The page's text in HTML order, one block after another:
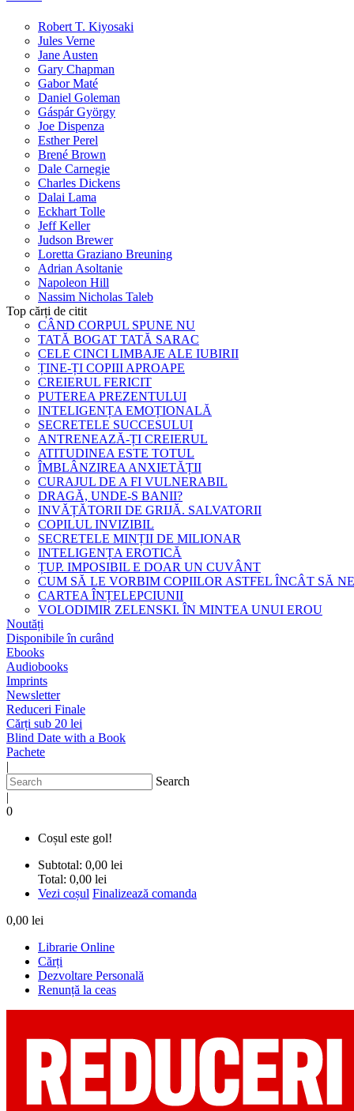
Robert T. Kiyosaki
Jules Verne
Jane Austen
Gary Chapman
Gabor Maté
Daniel Goleman
Gáspár György
Joe Dispenza
Esther Perel
Brené Brown
Dale Carnegie
Charles Dickens
Dalai Lama
Eckhart Tolle
Jeff Keller
Judson Brewer
Loretta Graziano Breuning
Adrian Asoltanie
Napoleon Hill
Nassim Nicholas Taleb
Top cărți de citit
CÂND CORPUL SPUNE NU
TATĂ BOGAT TATĂ SARAC
CELE CINCI LIMBAJE ALE IUBIRII
ȚINE-ȚI COPIII APROAPE
CREIERUL FERICIT
PUTEREA PREZENTULUI
INTELIGENȚA EMOȚIONALĂ
SECRETELE SUCCESULUI
ANTRENEAZĂ-ȚI CREIERUL
ATITUDINEA ESTE TOTUL
ÎMBLÂNZIREA ANXIETĂȚII
CURAJUL DE A FI VULNERABIL
DRAGĂ, UNDE-S BANII?
INVĂȚĂTORII DE GRIJĂ. SALVATORII
COPILUL INVIZIBIL
SECRETELE MINȚII DE MILIONAR
INTELIGENȚA EROTICĂ
ȚUP. IMPOSIBIL E DOAR UN CUVÂNT
CUM SĂ LE VORBIM COPIILOR ASTFEL ÎNCÂT SĂ
CARTEA ÎNȚELEPCIUNII
VOLODIMIR ZELENSKI. ÎN MINTEA UNUI EROU
Noutăți
Disponibile în curând
Ebooks
Audiobooks
Imprints
Newsletter
Reduceri Finale
Cărți sub 20 lei
Blind Date with a Book
Pachete
|
Search
|
0
Coșul este gol!
Subtotal: 0,00 lei
Total: 0,00 lei
Vezi coșul Finalizează comanda
0,00 lei
Librarie Online
Cărți
Dezvoltare Personală
Renunță la ceas